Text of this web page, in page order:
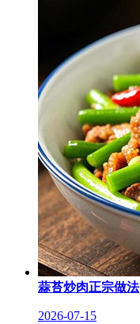
蒜苔炒肉正宗做法
2026-07-15